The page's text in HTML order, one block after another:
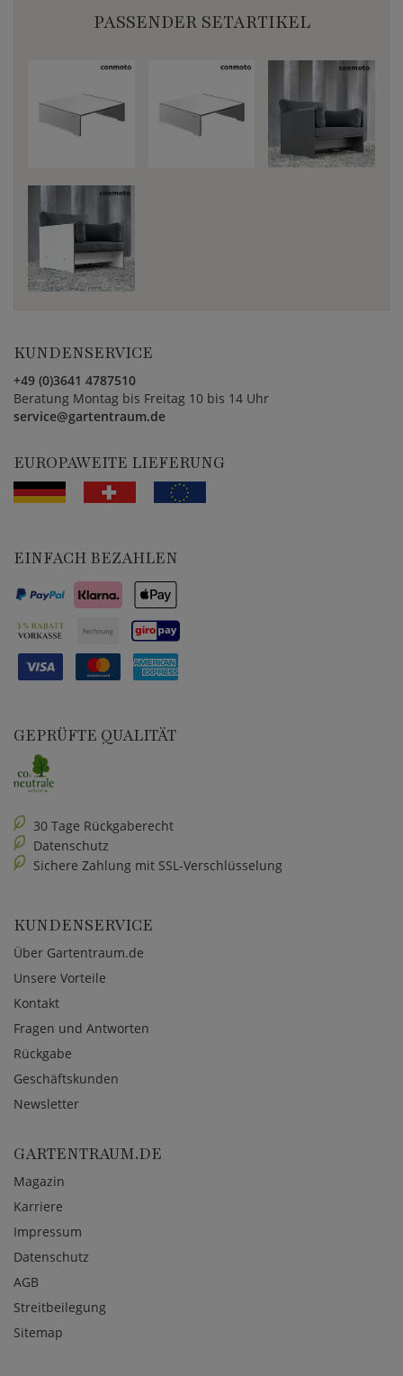
PASSENDER SETARTIKEL
KUNDENSERVICE
+49 (0)3641 4787510
Beratung Montag bis Freitag 10 bis 14 Uhr
service@gartentraum.de
EUROPAWEITE LIEFERUNG
EINFACH BEZAHLEN
GEPRÜFTE QUALITÄT
30 Tage Rückgaberecht
Datenschutz
Sichere Zahlung mit SSL-Verschlüsselung
KUNDENSERVICE
Über Gartentraum.de
Unsere Vorteile
Kontakt
Fragen und Antworten
Rückgabe
Geschäftskunden
Newsletter
GARTENTRAUM.DE
Magazin
Karriere
Impressum
Datenschutz
AGB
Streitbeilegung
Sitemap